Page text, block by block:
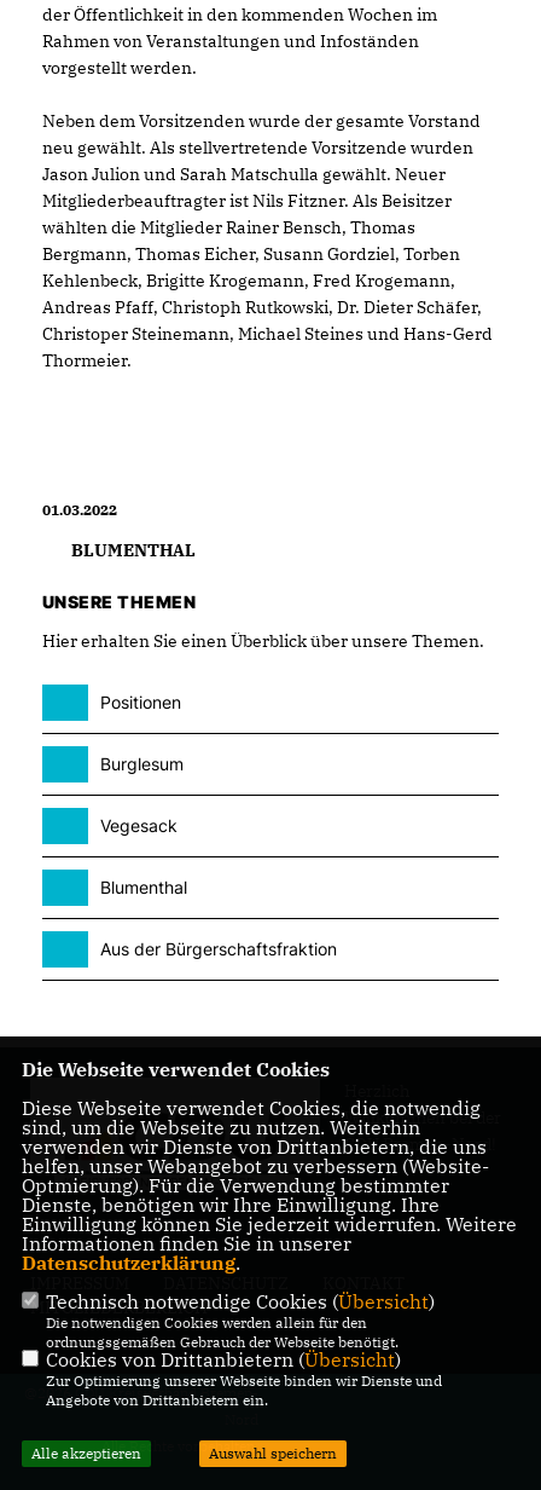
der Öffentlichkeit in den kommenden Wochen im
Rahmen von Veranstaltungen und Infoständen
vorgestellt werden.
Neben dem Vorsitzenden wurde der gesamte Vorstand
neu gewählt. Als stellvertretende Vorsitzende wurden
Jason Julion und Sarah Matschulla gewählt. Neuer
Mitgliederbeauftragter ist Nils Fitzner. Als Beisitzer
wählten die Mitglieder Rainer Bensch, Thomas
Bergmann, Thomas Eicher, Susann Gordziel, Torben
Kehlenbeck, Brigitte Krogemann, Fred Krogemann,
Andreas Pfaff, Christoph Rutkowski, Dr. Dieter Schäfer,
Christoper Steinemann, Michael Steines und Hans-Gerd
Thormeier.
01.03.2022
BLUMENTHAL
UNSERE THEMEN
Hier erhalten Sie einen Überblick über unsere Themen.
Positionen
Burglesum
Vegesack
Blumenthal
Aus der Bürgerschaftsfraktion
Willkommen bei der
CDU Bremen-Nord!
MITGLIEDERBEREICH
@2026 CDU Kreisverband Bremen-
Alle Rechte vorbehalten.
Die Webseite verwendet Cookies
Diese Webseite verwendet Cookies, die notwendig
sind, um die Webseite zu nutzen. Weiterhin
verwenden wir Dienste von Drittanbietern, die uns
helfen, unser Webangebot zu verbessern (Website-
Optmierung). Für die Verwendung bestimmter
Dienste, benötigen wir Ihre Einwilligung. Ihre
Einwilligung können Sie jederzeit widerrufen. Weitere
Informationen finden Sie in unserer
Datenschutzerklärung.
Technisch notwendige Cookies (Übersicht)
Die notwendigen Cookies werden allein für den
ordnungsgemäßen Gebrauch der Webseite benötigt.
Cookies von Drittanbietern (Übersicht)
Zur Optimierung unserer Webseite binden wir Dienste und
Angebote von Drittanbietern ein.
Alle akzeptieren Auswahl speichern